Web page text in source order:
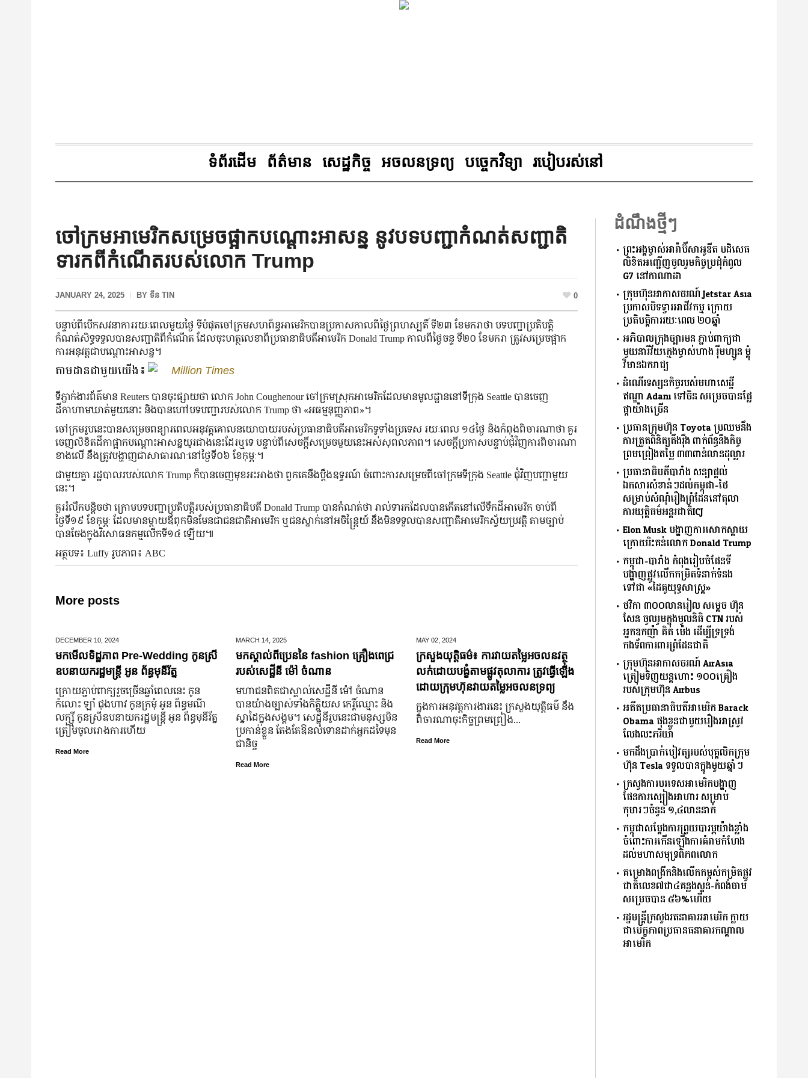
ទំព័រដើម ព័ត៌មាន សេដ្ឋកិច្ច អចលនទ្រព្យ បច្ចេកវិទ្យា របៀបរស់នៅ
ចៅក្រមអាមេរិកសម្រេចផ្អាកបណ្ដោះអាសន្ន នូវបទបញ្ជាកំណត់សញ្ជាតិ
ទារកពីកំណើតរបស់លោក Trump
JANUARY 24, 2025 BY ទីន TIN 0
បន្ទាប់ពីបើកសវនាការរយៈពេលមួយថ្ងៃ ទីបំផុតចៅក្រមសហព័ន្ធអាមេរិកបានប្រកាសកាលពីថ្ងៃព្រហស្បតិ៍ ទី២៣ ខែមករាថា បទបញ្ជាប្រតិបត្តិ
កំណត់សិទ្ធទទួលបានសញ្ជាតិពីកំណើត ដែលចុះហត្ថលេខាពីប្រធានាធិបតីអាមេរិក Donald Trump កាលពីថ្ងៃចន្ទ ទី២០ ខែមករា ត្រូវសម្រេចផ្អាក
ការអនុវត្តជាបណ្ដោះអាសន្ន។
តាមដានជាមួយយើង៖ Million Times
ទីភ្នាក់ងារព័ត៌មាន Reuters បានចុះផ្សាយថា លោក John Coughenour ចៅក្រមស្រុកអាមេរិកដែលមានមូលដ្ឋាននៅទីក្រុង Seattle បានចេញ
ដីកាហាមឃាត់មួយនោះ និងបានហៅបទបញ្ជារបស់លោក Trump ថា «អធម្មនុញ្ញភាព»។
ចៅក្រមរូបនេះបានសម្រេចពន្យារពេលអនុវត្តគោលនយោបាយរបស់ប្រធានាធិបតីអាមេរិកទូទាំងប្រទេស រយៈពេល ១៤ថ្ងៃ និងកំពុងពិចារណាថា គួរ
ចេញលិខិតដីកាផ្អាកបណ្ដោះអាសន្នយូរជាងនេះដែរឬទេ បន្ទាប់ពីសេចក្ដីសម្រេចមួយនេះអស់សុពលភាព។ សេចក្ដីប្រកាសបន្ទាប់ជុំវិញការពិចារណា
ខាងលើ នឹងត្រូវបង្ហាញជាសាធារណៈនៅថ្ងៃទី០៦ ខែកុម្ភៈ។
ជាមួយគ្នា រដ្ឋបាលរបស់លោក Trump ក៏បានចេញមុខអះអាងថា ពួកគេនឹងប្ដឹងឧទ្ធរណ៍ ចំពោះការសម្រេចពីចៅក្រមទីក្រុង Seattle ជុំវិញបញ្ហាមួយ
នេះ។
គួររំលឹកបន្តិចថា ក្រោមបទបញ្ជាប្រតិបត្តិរបស់ប្រធានាធិបតី Donald Trump បានកំណត់ថា រាល់ទារកដែលបានកើតនៅលើទឹកដីអាមេរិក ចាប់ពី
ថ្ងៃទី១៩ ខែកុម្ភៈ ដែលមានម្ដាយឪពុកមិនមែនជាជនជាតិអាមេរិក ឬជនស្នាក់នៅអចិន្ត្រៃយ៍ នឹងមិនទទួលបានសញ្ជាតិអាមេរិកស្វ័យប្រវត្តិ តាមច្បាប់
បានចែងក្នុងវិសោធនកម្មលើកទី១៤ ឡើយ៕
អត្ថបទ៖ Luffy រូបភាព៖ ABC
More posts
DECEMBER 10, 2024
មកមើលទិដ្ឋភាព Pre-Wedding កូនស្រី
ឧបនាយករដ្ឋមន្រ្តី អូន ព័ន្ធមុនីរ័ត្ន
ក្រោយ​ភ្ជាប់​ពាក្យ​រួច​ច្រើន​ឆ្នាំ​ពេលនេះ កូន
កំលោះ ឡាំ ជុងហាវ កូនក្រមុំ អូន ព័ន្ធមណី
លក្ស្មី កូនស្រី​ឧបនាយករដ្ឋមន្ត្រី អូន ព័ន្ធមុនីរ័ត្ន
ត្រៀម​ចូល​រោងការ​ហើយ
Read More
MARCH 14, 2025
មកស្គាល់ពីប្រេននៃ​ fashion គ្រឿងពេជ្រ
របស់សេដ្ឋីនី ម៉ៅ ចំណាន
មហាជន​ពិតជា​ស្គាល់​សេដ្ឋី​នី ម៉ៅ ចំណាន
បាន​យ៉ាង​ច្បាស់​ទាំង​កិត្តិយស កេរ្តិ៍ឈ្មោះ និង​
ស្នាដៃ​ក្នុង​សង្គម។ សេដ្ឋី​នី​រូប​នេះ​ជា​មនុស្ស​មិន​
ប្រកាន់​ខ្លួន តែងតែ​ឱនលំទោន​ដាក់​អ្នក​ដទៃ​មុន​
ជានិច្ច
Read More
MAY 02, 2024
ក្រសួងយុត្តិធម៌៖ ការវាយតម្លៃអចលនវត្ថុ
លក់ដោយបង្ខំតាមផ្លូវតុលាការ ត្រូវធ្វើឡើង
ដោយក្រុមហ៊ុនវាយតម្លៃអចលនទ្រព្យ
ក្នុងការអនុវត្តការងារនេះ ក្រសួងយុត្តិធម៌ នឹង
ពិចារណាចុះកិច្ចព្រមព្រៀង...
Read More
ដំណឹងថ្មីៗ
ព្រះអង្គម្ចាស់អារ៉ាប៊ីសាអូឌីត បដិសេធ
លិខិតអញ្ជើញចូលរួមកិច្ចប្រជុំកំពូល
G7 នៅកាណាដា
ក្រុមហ៊ុនអាកាសចរណ៍ Jetstar Asia
ប្រកាសបិទទ្វារអាជីវកម្ម ក្រោយ
ប្រតិបត្តិការរយៈពេល ២០ឆ្នាំ
អភិបាលក្រុងច្បារមន ភ្ជាប់ពាក្យជា
មួយនារីវ័យក្មេងម្ចាស់ហាង រ៉ីមហ្សូន ម្តុំ
វិមានឯករាជ្យ
ដំណើរទស្សនកិច្ចរបស់មហាសេដ្ឋី
ឥណ្ឌា Adani ទៅចិន សម្រេចបានផ្លែ
ផ្កាយ៉ាងច្រើន
ប្រធានក្រុមហ៊ុន Toyota ប្រឈមនឹង
ការត្រួតពិនិត្យតឹងរ៉ឹង ពាក់ព័ន្ធនឹងកិច្ច
ព្រមព្រៀងតម្លៃ ៣៣ពាន់លានដុល្លារ
ប្រធានាធិបតីបារាំង សន្យាផ្ដល់
ឯកសារសំខាន់ៗដល់កម្ពុជា-ថៃ
សម្រាប់សំណុំរឿងព្រំដែននៅតុលា
ការយុតិ្តធម៌អន្តរជាតិICJ
Elon Musk បង្ហាញការសោកស្ដាយ
ក្រោយរិះគន់លោក Donald Trump
កម្ពុជា-បារាំង កំពុងរៀបចំផែនទី
បង្ហាញផ្លូវលើកកម្រិតទំនាក់ទំនង
ទៅជា «ដៃគូយុទ្ធសាស្ត្រ»
ថវិកា ៣០០លានរៀល សម្តេច ហ៊ុន
សែន ចូលរួមក្នុងមូលនិធិ CTN របស់
អ្នកឧកញ៉ា គិត ម៉េង ដើម្បីទ្រទ្រង់
កងទ័ពការពារព្រំដែនជាតិ
ក្រុមហ៊ុនអាកាសចរណ៍ AirAsia
ត្រៀមទិញយន្តហោះ ១០០គ្រឿង
របស់ក្រុមហ៊ុន Airbus
អតីតប្រធានាធិបតីអាមេរិក Barack
Obama ផុងខ្លួនជាមួយរឿងអាស្រូវ
លែងលះភរិយា
មកដឹងប្រាក់បៀវត្សរបស់បុគ្គលិកក្រុម
ហ៊ុន Tesla ទទួលបានក្នុងមួយឆ្នាំៗ
ក្រសួងការបរទេសអាមេរិកបង្ហាញ
ផែនការស្បៀងអាហារ សម្រាប់
កុមារៗចំនួន ១,៤លាននាក់
កម្ពុជាសម្តែងការព្រួយបារម្ភយ៉ាងខ្លាំង
ចំពោះការកើនឡើងការគំរាមកំហែង
ដល់មហាសមុទ្រពិភពលោក
គម្រោងពង្រីកនិងលើកកម្ពស់កម្រិតផ្លូវ
ជាតិលេខ៧ជា៤គន្លងស្គន់-កំពង់ចាម
សម្រេចបាន ៥៦%ហើយ
រដ្ឋមន្ត្រីក្រសួងរតនាគារអាមេរិក ក្លាយ
ជាបេក្ខភាពប្រធានធនាគារកណ្ដាល
អាមេរិក